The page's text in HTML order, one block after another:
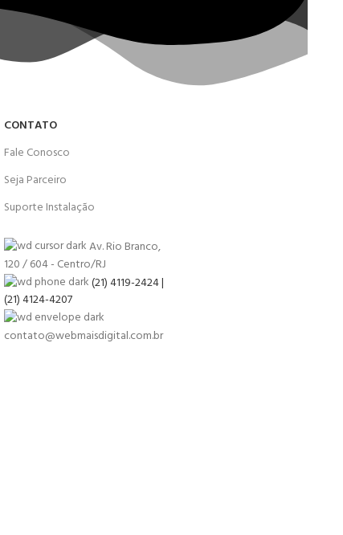
CONTATO
Fale Conosco
Seja Parceiro
Suporte Instalação
Av. Rio Branco,
120 / 604 - Centro/RJ
(21) 4119-2424 |
(21) 4124-4207
contato@webmaisdigital.com.br